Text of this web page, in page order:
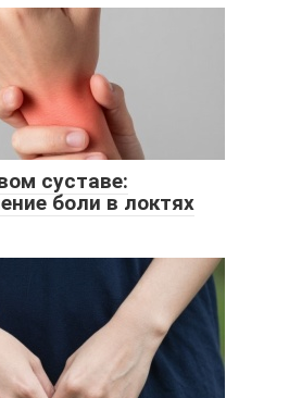
суставе:
боли в локтях